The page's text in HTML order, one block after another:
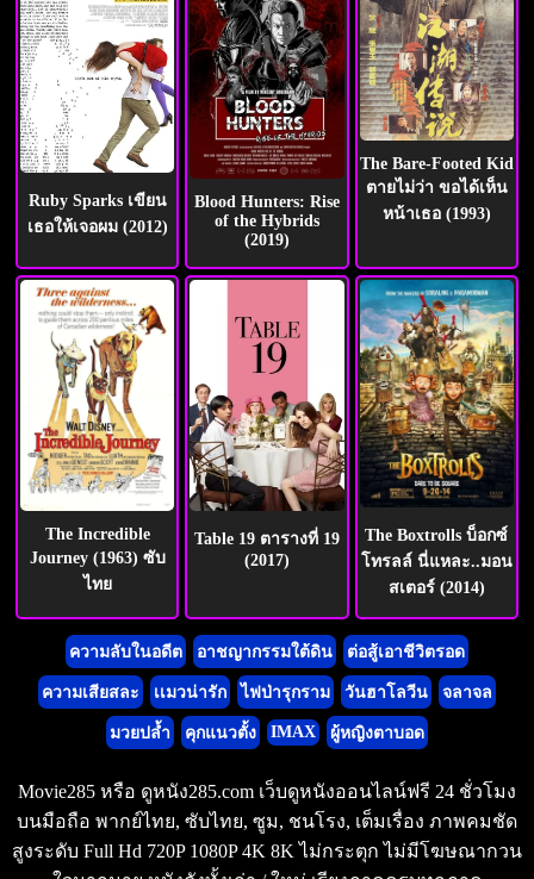
Ruby Sparks เขียน
เธอให้เจอผม (2012)
Blood Hunters: Rise
of the Hybrids
(2019)
The Bare-Footed Kid
ตายไม่ว่า ขอได้เห็น
หน้าเธอ (1993)
The Incredible
Journey (1963) ซับ
ไทย
Table 19 ตารางที่ 19
(2017)
The Boxtrolls บ็อกซ์
โทรลล์ นี่แหละ..มอน
สเตอร์ (2014)
ความลับในอดีต อาชญากรรมใต้ดิน ต่อสู้เอาชีวิตรอด
ความเสียสละ เเมวน่ารัก ไฟป่ารุกราม วันฮาโลวีน จลาจล
มวยปล้ำ คุกแนวตั้ง IMAX ผู้หญิงตาบอด
Movie285 หรือ ดูหนัง285.com เว็บดูหนังออนไลน์ฟรี 24 ชั่วโมง
บนมือถือ พากย์ไทย, ซับไทย, ซูม, ชนโรง, เต็มเรื่อง ภาพคมชัด
สูงระดับ Full Hd 720P 1080P 4K 8K ไม่กระตุก ไม่มีโฆษณากวน